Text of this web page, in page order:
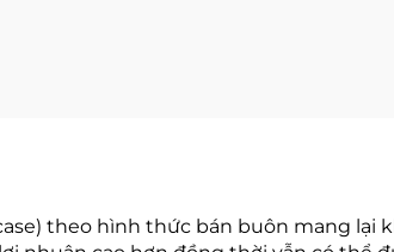
theo hình thức bán buôn mang